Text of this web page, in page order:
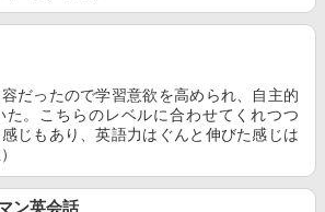
だったので学習意欲を高められ、自主的
た。こちらのレベルに合わせてくれつつ
じもあり、英語力はぐんと伸びた感じは
ン英会話